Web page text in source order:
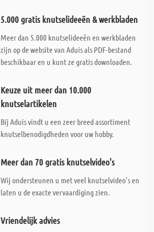
5.000 gratis knutselideeën & werkbladen
Meer dan 5.000 knutselideeën en werkbladen
zijn op de website van Aduis als PDF-bestand
beschikbaar en u kunt ze gratis downloaden.
Keuze uit meer dan 10.000
knutselartikelen
Bij Aduis vindt u een zeer breed assortiment
knutselbenodigdheden voor uw hobby.
Meer dan 70 gratis knutselvideo's
Wij ondersteunen u met veel knutselvideo's en
laten u de exacte vervaardiging zien.
Vriendelijk advies